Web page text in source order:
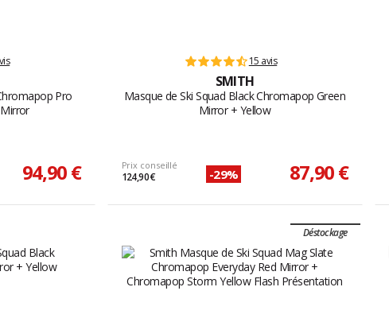
Pro
94,90 €
15 avis
SMITH
Masque de Ski Squad Black Chromapop Green
Mirror + Yellow
Prix conseillé
124,90 € -29% 87,90 €
Déstockage